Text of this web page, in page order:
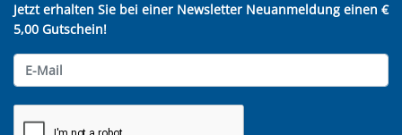
Jetzt erhalten Sie bei einer Newsletter Neuanmeldung einen €
5,00 Gutschein!